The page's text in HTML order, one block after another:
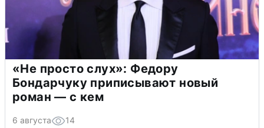
«Не просто слух»: Федору
Бондарчуку приписывают новый
роман — с кем
6 августа 14